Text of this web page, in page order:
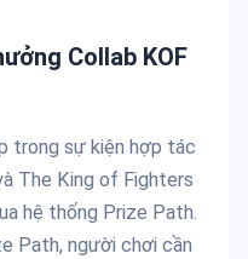
Collab KOF
trong sự kiện hợp tác
The King of Fighters
hệ thống Prize Path.
Path, người chơi cần